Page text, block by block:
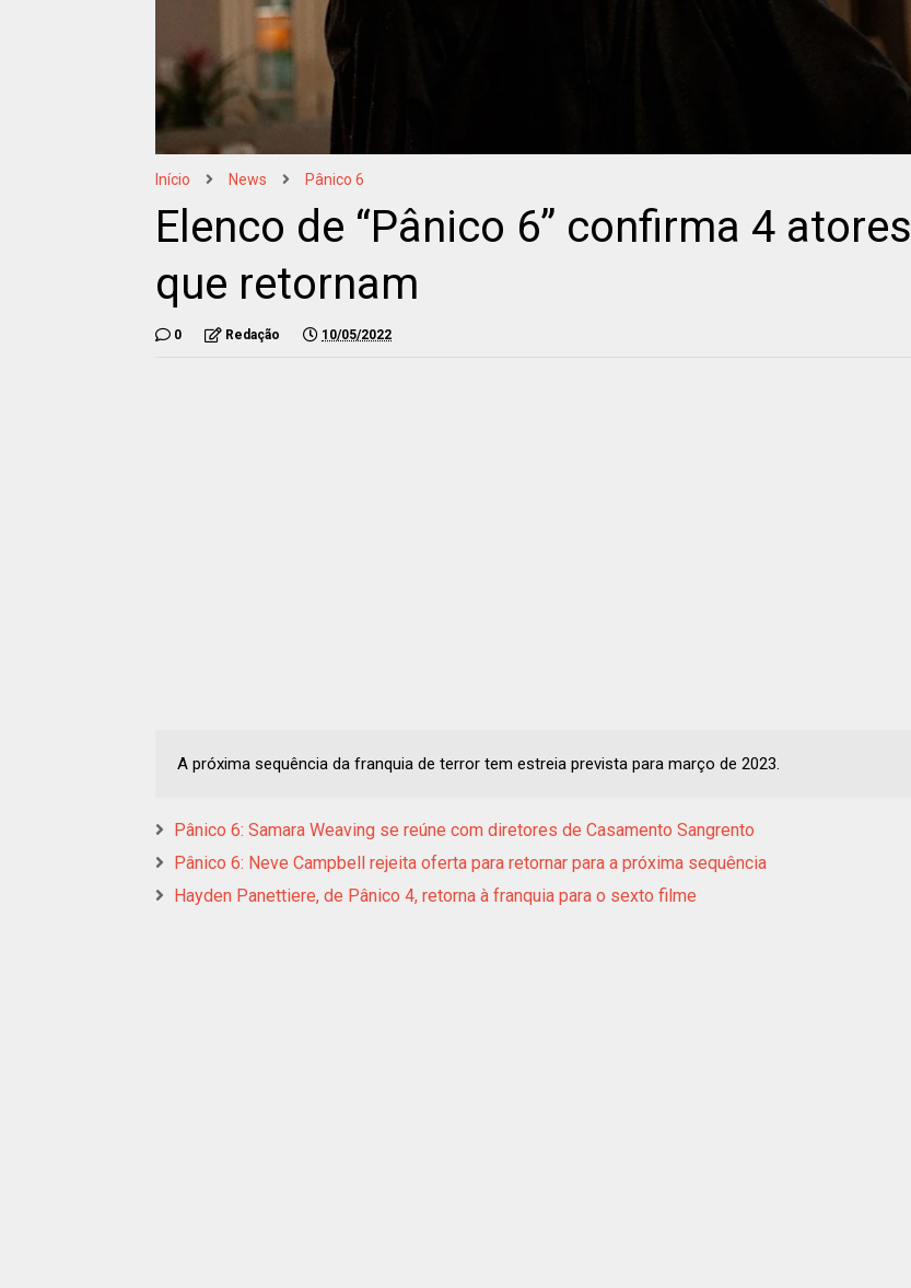
Início News Pânico 6
Elenco de “Pânico 6” confirma 4 atores
que retornam
0 Redação 10/05/2022
A próxima sequência da franquia de terror tem estreia prevista para março de 2023.
Pânico 6: Samara Weaving se reúne com diretores de Casamento Sangrento
Pânico 6: Neve Campbell rejeita oferta para retornar para a próxima sequência
Hayden Panettiere, de Pânico 4, retorna à franquia para o sexto filme